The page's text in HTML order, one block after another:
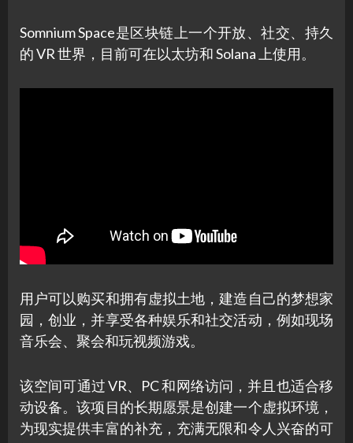
Somnium Space是区块链上一个开放、社交、持久
的 VR 世界，目前可在以太坊和 Solana 上使用。
用户可以购买和拥有虚拟土地，建造自己的梦想家
园，创业，并享受各种娱乐和社交活动，例如现场
音乐会、聚会和玩视频游戏。
该空间可通过 VR、PC 和网络访问，并且也适合移
动设备。该项目的长期愿景是创建一个虚拟环境，
为现实提供丰富的补充，充满无限和令人兴奋的可